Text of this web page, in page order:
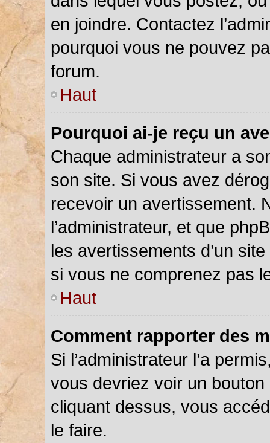
en joindre. Contactez
pourquoi vous ne pouvez
forum.
Haut
Pourquoi ai-je reçu un
Chaque administrateur a
son site. Si vous avez
recevoir un avertissement.
l’administrateur, et que
les avertissements d’un
si vous ne comprenez pas
Haut
Comment rapporter des
Si l’administrateur l’a
vous devriez voir un
cliquant dessus, vous
le faire.